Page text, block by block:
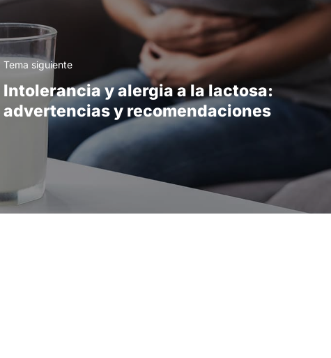
Tema siguiente
Intolerancia y alergia a la lactosa:
advertencias y recomendaciones